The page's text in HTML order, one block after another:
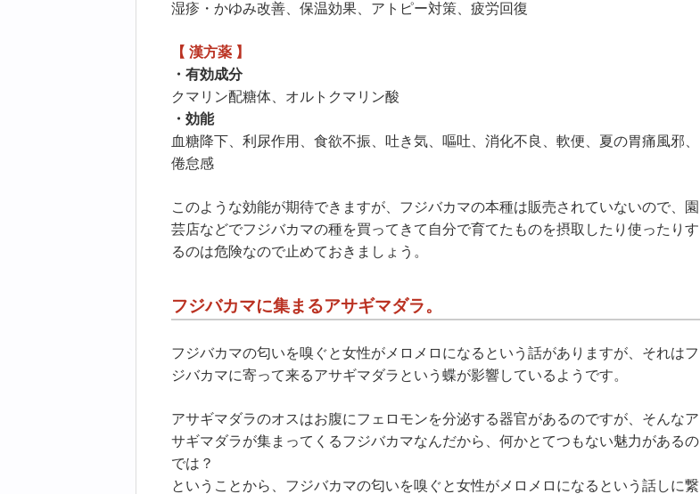
湿疹・かゆみ改善、保温効果、アトピー対策、疲労回復
【 漢方薬 】
・有効成分
クマリン配糖体、オルトクマリン酸
・効能
血糖降下、利尿作用、食欲不振、吐き気、嘔吐、消化不良、軟便、夏の胃痛風邪、
倦怠感
このような効能が期待できますが、フジバカマの本種は販売されていないので、園
芸店などでフジバカマの種を買ってきて自分で育てたものを摂取したり使ったりす
るのは危険なので止めておきましょう。
フジバカマに集まるアサギマダラ。
フジバカマの匂いを嗅ぐと女性がメロメロになるという話がありますが、それはフ
ジバカマに寄って来るアサギマダラという蝶が影響しているようです。
アサギマダラのオスはお腹にフェロモンを分泌する器官があるのですが、そんなア
サギマダラが集まってくるフジバカマなんだから、何かとてつもない魅力があるの
では？
ということから、フジバカマの匂いを嗅ぐと女性がメロメロになるという話しに繋